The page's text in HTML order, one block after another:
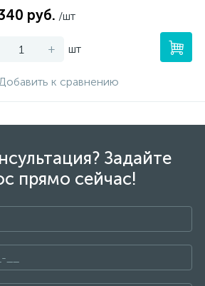
руб. /шт
+ шт
к сравнению
Задайте
прямо сейчас!